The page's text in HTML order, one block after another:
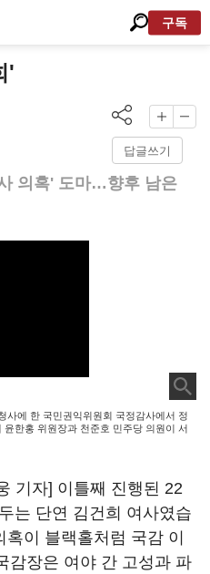
구독
'
답글쓰기
의혹' 도마…향후 남은
사에 한 국민권익위원회 국정감사에서 정
한홍 위원장과 천준호 민주당 의원이 서
기자] 이틀째 진행된 22
는 단연 김건희 여사였습
이 블랙홀처럼 국감 이
감장은 여야 간 고성과 파